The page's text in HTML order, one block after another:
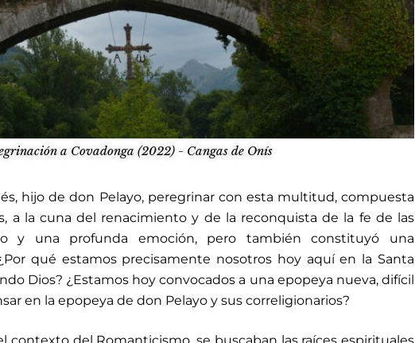
a Covadonga (2022) - Cangas de Onís
hijo de don Pelayo, peregrinar con esta multitud, compuesta
a la cuna del renacimiento y de la reconquista de la fe de las
y una profunda emoción, pero también constituyó una
qué estamos precisamente nosotros hoy aquí en la Santa
Dios? ¿Estamos hoy convocados a una epopeya nueva, difícil
en la epopeya de don Pelayo y sus correligionarios?